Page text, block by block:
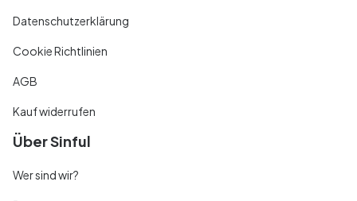
Datenschutzerklärung
Cookie Richtlinien
AGB
Kauf widerrufen
Über Sinful
Wer sind wir?